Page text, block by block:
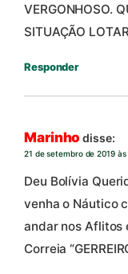
VERGONHOSO.
SITUAÇÃO
Responder
Marinho disse:
21 de setembro de 2019 às
Deu Bolívia
venha o Náutico
andar nos Aflitos
Correia